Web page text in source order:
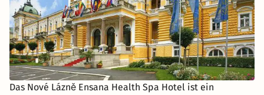
Das Nové Lázně Ensana Health Spa Hotel ist ein